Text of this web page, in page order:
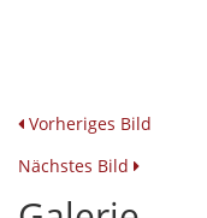
Vorheriges Bild
Nächstes Bild